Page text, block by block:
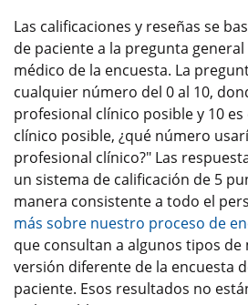
Las calificaciones y reseñas se
de paciente a la pregunta
médico de la encuesta. La
cualquier número del 0 al 10,
profesional clínico posible y 10
clínico posible, ¿qué número
profesional clínico?" Las
un sistema de calificación de 5
manera consistente a todo el
más sobre nuestro proceso de
que consultan a algunos tipos de
versión diferente de la encuesta
paciente. Esos resultados no